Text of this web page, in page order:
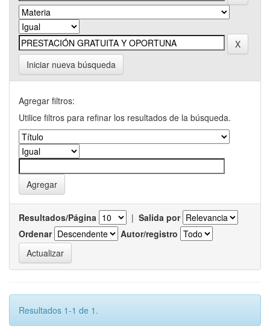
Iniciar nueva búsqueda
Agregar filtros:
Utilice filtros para refinar los resultados de la búsqueda.
Resultados/Página | Salida por
Ordenar
Autor/registro
Resultados 1-1 de 1.